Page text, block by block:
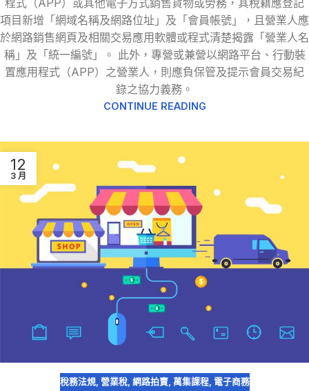
程式（APP）或其他電子方式銷售貨物或勞務，其稅籍應登記
項目新增「網域名稱及網路位址」及「會員帳號」，且營業人應
於網路銷售網頁及相關交易應用軟體或程式清楚揭露「營業人名
稱」及「統一編號」。 此外，專營或兼營以網路平台、行動裝
置應用程式（APP）之營業人，則應負保管及提示會員交易紀
錄之協力義務。
CONTINUE READING
12
3 月
稅務法規, 營業稅, 網路拍賣, 萬集課程, 電子商務